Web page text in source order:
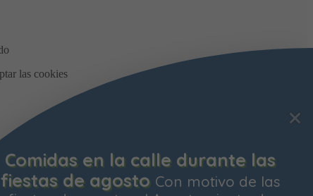
Comidas en la calle durante las
fiestas de agosto Con motivo de las